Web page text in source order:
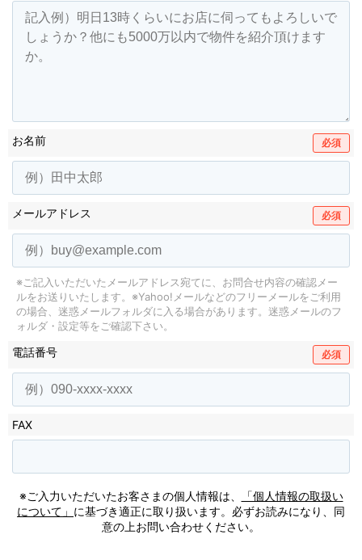
お名前 必須
メールアドレス 必須
※ご記入いただいたメールアドレス宛てに、お問合せ内容の確認メー
ルをお送りいたします。 ※Yahoo!メールなどのフリーメールをご利用
の場合、迷惑メールフォルダに入る場合があります。 迷惑メールのフ
ォルダ・設定等をご確認下さい。
電話番号 必須
FAX
※ご入力いただいたお客さまの個人情報は、
「個人情報の取扱い
について」 に基づき適正に取り扱います。必ずお読みになり、同
意の上お問い合わせください。